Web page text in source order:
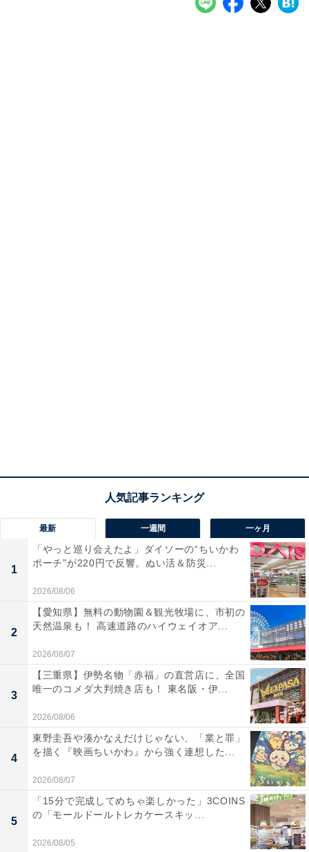
最新 一週間 一ヶ月
1
「やっと巡り会えたよ」ダイソーの“ちいかわ
ポーチ”が220円で反響。ぬい活＆防災...
2026/08/06
2
【愛知県】無料の動物園＆観光牧場に、市初の
天然温泉も！ 高速道路のハイウェイオア...
2026/08/07
3
【三重県】伊勢名物「赤福」の直営店に、全国
唯一のコメダ大判焼き店も！ 東名阪・伊...
2026/08/06
4
東野圭吾や湊かなえだけじゃない、「業と罪」
を描く『映画ちいかわ』から強く連想した...
2026/08/07
5
「15分で完成してめちゃ楽しかった」3COINS
の「モールドールトレカケースキッ...
2026/08/05